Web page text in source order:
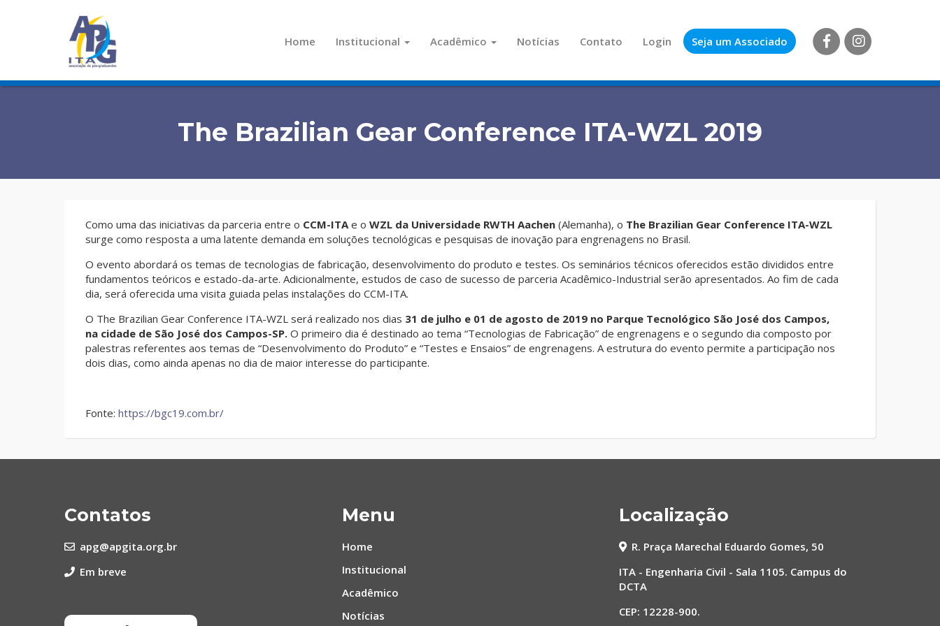
Pular para o conteúdo
Home
Institucional Acadêmico Notícias Contato Login Seja um Associado
The Brazilian Gear Conference ITA-WZL 2019
Como uma das iniciativas da parceria entre o CCM-ITAe o WZL da Universidade RWTH Aachen (Alemanha), o The Brazilian Gear Conference ITA-WZL
surge como resposta a uma latente demanda em soluções tecnológicas e pesquisas de inovação para engrenagens no Brasil.
O evento abordará os temas de tecnologias de fabricação, desenvolvimento do produto e testes. Os seminários técnicos oferecidos estão divididos entre
fundamentos teóricos e estado-da-arte. Adicionalmente, estudos de caso de sucesso de parceria Acadêmico-Industrial serão apresentados. Ao fim de cada
dia, será oferecida uma visita guiada pelas instalações do CCM-ITA.
O The Brazilian Gear Conference ITA-WZL será realizado nos dias 31 de julho e 01 de agosto de 2019 no Parque Tecnológico São José dos Campos,
na cidade de São José dos Campos-SP. O primeiro dia é destinado ao tema “Tecnologias de Fabricação” de engrenagens e o segundo dia composto por
palestras referentes aos temas de “Desenvolvimento do Produto” e “Testes e Ensaios” de engrenagens. A estrutura do evento permite a participação nos
dois dias, como ainda apenas no dia de maior interesse do participante.
Fonte: https://bgc19.com.br/
Contatos
apg@apgita.org.br
Em breve
Menu
Home
Institucional
Acadêmico
Notícias
Localização
R. Praça Marechal Eduardo Gomes, 50
ITA - Engenharia Civil - Sala 1105. Campus do
DCTA
CEP: 12228-900.